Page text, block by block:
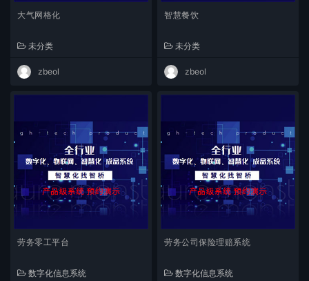
大气网格化
未分类
zbeol
智慧餐饮
未分类
zbeol
劳务零工平台
数字化信息系统
劳务公司保险理赔系统
数字化信息系统